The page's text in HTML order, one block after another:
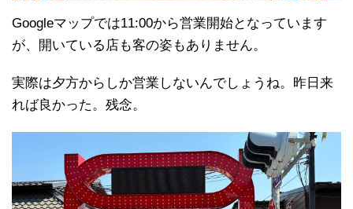
Googleマップでは11:00から営業開始となっています
が、開いている店も客の姿もありません。
実際は夕方からしか営業しないんでしょうね。昨日来
れば良かった。残念。